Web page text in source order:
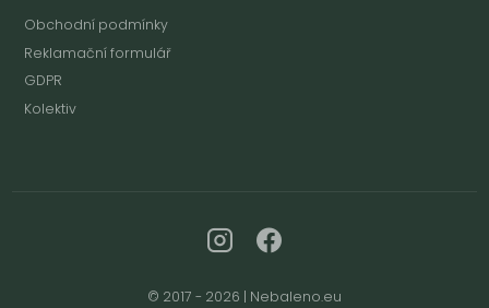
Obchodní podmínky
Reklamační formulář
GDPR
Kolektiv
© 2017 - 2026 | Nebaleno.eu